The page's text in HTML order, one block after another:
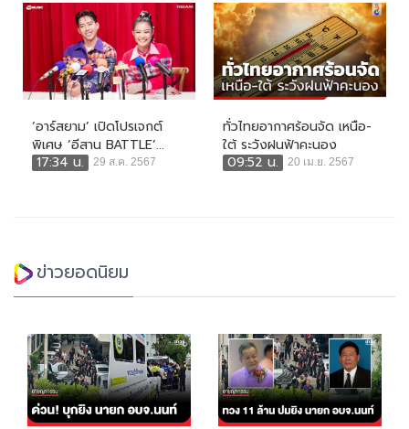
‘อาร์สยาม’ เปิดโปรเจกต์
พิเศษ ‘อีสาน BATTLE’...
17:34 น.
29 ส.ค. 2567
ทั่วไทยอากาศร้อนจัด เหนือ-
ใต้ ระวังฝนฟ้าคะนอง
09:52 น.
20 เม.ย. 2567
ข่าวยอดนิยม